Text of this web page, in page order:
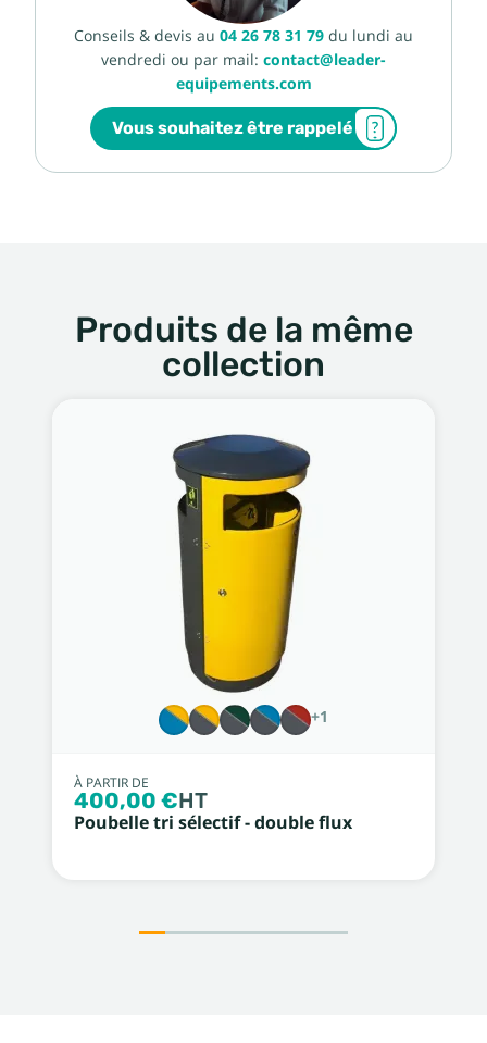
Conseils & devis au 04 26 78 31 79 du lundi au
vendredi ou par mail: contact@leader-
equipements.com
Vous souhaitez être rappelé
Produits de la même
collection
+1
À PARTIR DE
400,00 €HT
Poubelle tri sélectif - double flux